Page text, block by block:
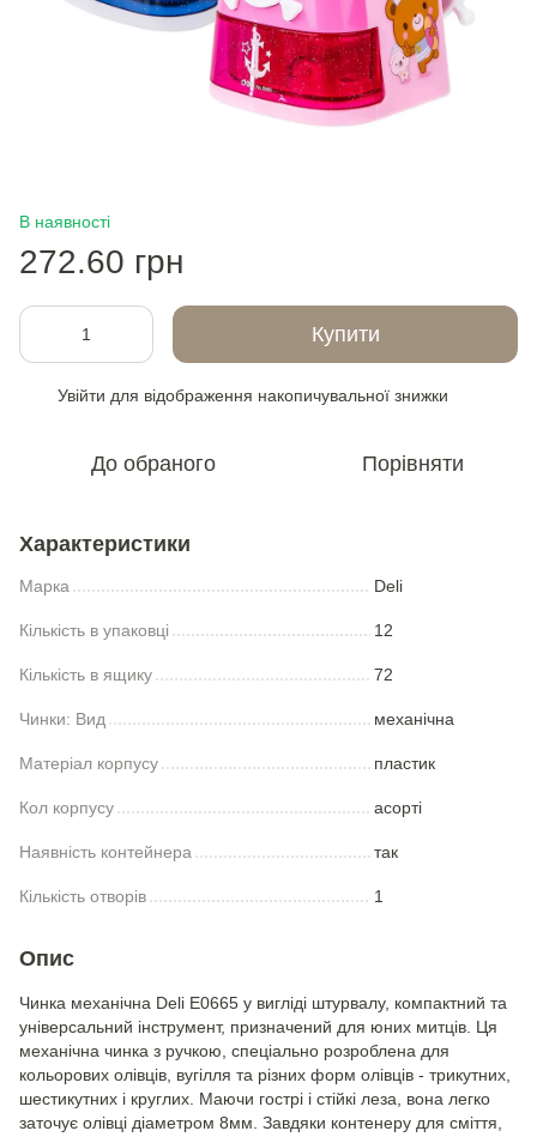
В наявності
272.60 грн
Купити
Увійти для відображення накопичувальної знижки
До обраного Порівняти
Характеристики
Марка Deli
Кількість в упаковці 12
Кількість в ящику 72
Чинки: Вид механічна
Матеріал корпусу пластик
Кол корпусу асорті
Наявність контейнера так
Кількість отворів 1
Опис
Чинка механічна Deli E0665 у вигліді штурвалу, компактний та
універсальний інструмент, призначений для юних митців. Ця
механічна чинка з ручкою, спеціально розроблена для
кольорових олівців, вугілля та різних форм олівців - трикутних,
шестикутних і круглих. Маючи гострі і стійкі леза, вона легко
заточує олівці діаметром 8мм. Завдяки контенеру для сміття,